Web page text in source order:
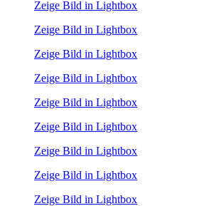
Zeige Bild in Lightbox
Zeige Bild in Lightbox
Zeige Bild in Lightbox
Zeige Bild in Lightbox
Zeige Bild in Lightbox
Zeige Bild in Lightbox
Zeige Bild in Lightbox
Zeige Bild in Lightbox
Zeige Bild in Lightbox